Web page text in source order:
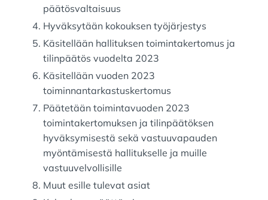
päätösvaltaisuus
Hyväksytään kokouksen työjärjestys
Käsitellään hallituksen toimintakertomus ja
tilinpäätös vuodelta 2023
Käsitellään vuoden 2023
toiminnantarkastuskertomus
Päätetään toimintavuoden 2023
toimintakertomuksen ja tilinpäätöksen
hyväksymisestä sekä vastuuvapauden
myöntämisestä hallitukselle ja muille
vastuuvelvollisille
Muut esille tulevat asiat